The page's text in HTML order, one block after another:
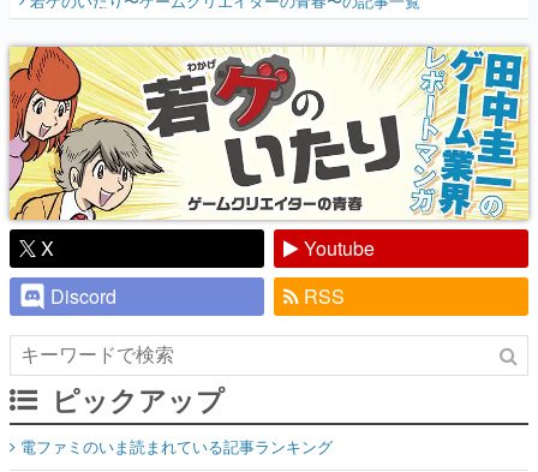
『少年ジャンプ』色だった【若ゲのいた
り】
X
Youtube
Discord
RSS
ピックアップ
電ファミのいま読まれている記事ランキング